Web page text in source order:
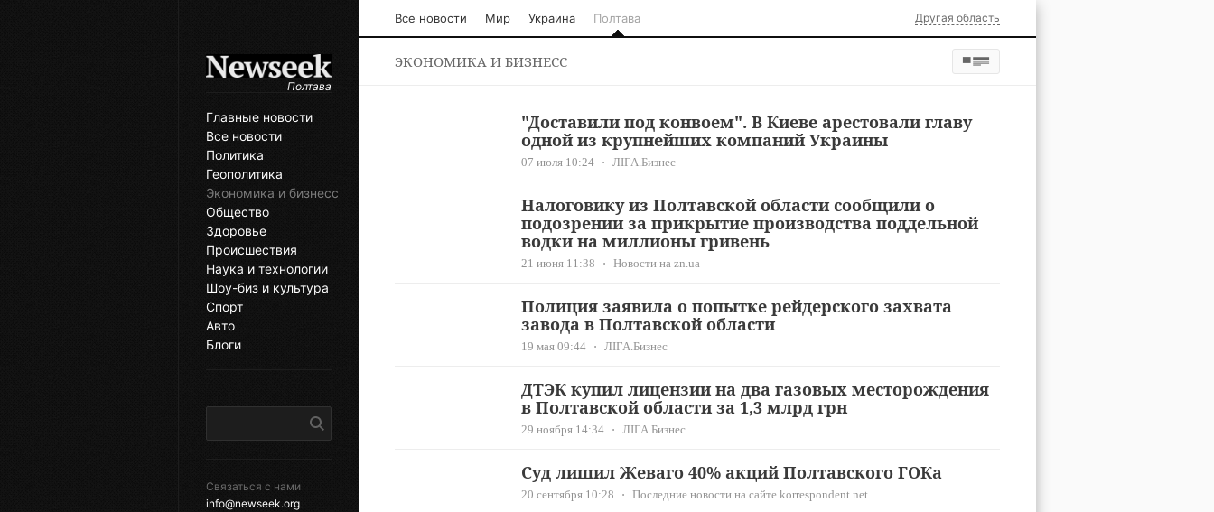
Полтава
Главные новости
Все новости
Политика
Геополитика
Экономика и бизнесс
Общество
Здоровье
Происшествия
Наука и технологии
Шоу-биз и культура
Спорт
Авто
Блоги
Связаться с нами
info@newseek.org
Все новости Мир Украина Полтава Другая область
ЭКОНОМИКА И БИЗНЕСС
"Доставили под конвоем". В Киеве арестовали главу
одной из крупнейших компаний Украины
07 июля 10:24 ЛІГА.Бизнес
Налоговику из Полтавской области сообщили о
подозрении за прикрытие производства поддельной
водки на миллионы гривень
21 июня 11:38 Новости на zn.ua
Полиция заявила о попытке рейдерского захвата
завода в Полтавской области
19 мая 09:44 ЛІГА.Бизнес
ДТЭК купил лицензии на два газовых месторождения
в Полтавской области за 1,3 млрд грн
29 ноября 14:34 ЛІГА.Бизнес
Суд лишил Жеваго 40% акций Полтавского ГОКа
20 сентября 10:28 Последние новости на сайте korrespondent.net